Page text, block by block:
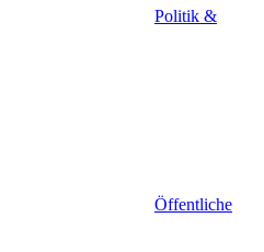
Politik &
Öffentliche